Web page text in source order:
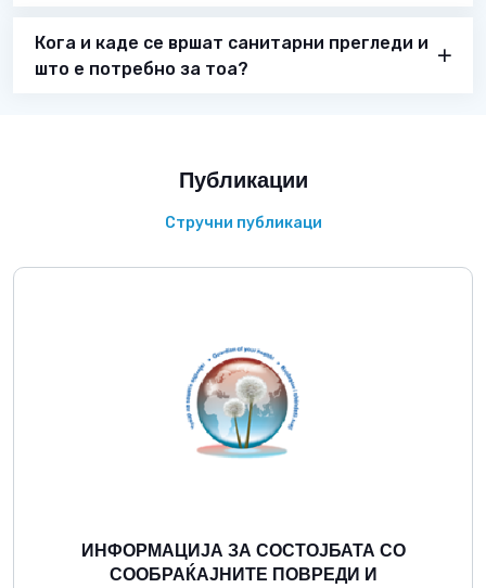
Кога и каде се вршат санитарни прегледи и
што е потребно за тоа?
Публикации
Стручни публикаци
ИНФОРМАЦИЈА ЗА СОСТОЈБАТА СО
СООБРАЌАЈНИТЕ ПОВРЕДИ И